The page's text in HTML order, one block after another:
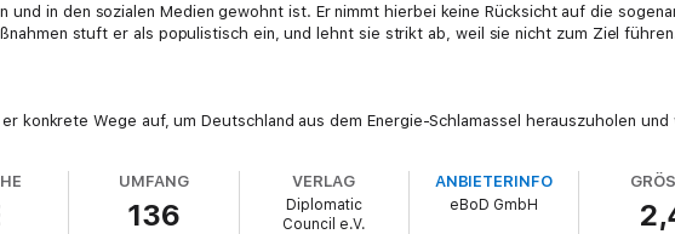
und in den sozialen Medien gewohnt ist. Er nimmt hierbei keine Rücksicht auf die
stuft er als populistisch ein, und lehnt sie strikt ab, weil sie nicht zum Ziel
konkrete Wege auf, um Deutschland aus dem Energie-Schlamassel herauszuholen und
UMFANG
136
VERLAG
Diplomatic
Council e.V.
ANBIETERINFO
eBoD GmbH